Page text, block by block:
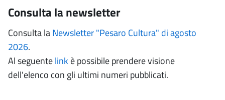
Consulta la newsletter
Consulta laNewsletter "Pesaro Cultura" di agosto
2026.
Al seguentelink è possibile prendere visione
dell'elenco con gli ultimi numeri pubblicati.